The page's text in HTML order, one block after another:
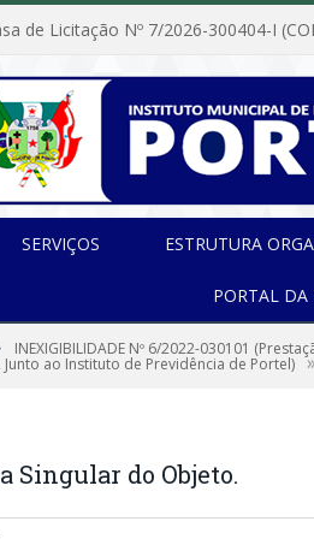
SERVIÇOS ESTRUTURA
PORTAL DA
INEXIGIBILIDADE Nº 6/2022-030101
ao Instituto de Previdência de Portel)
Singular do Objeto.